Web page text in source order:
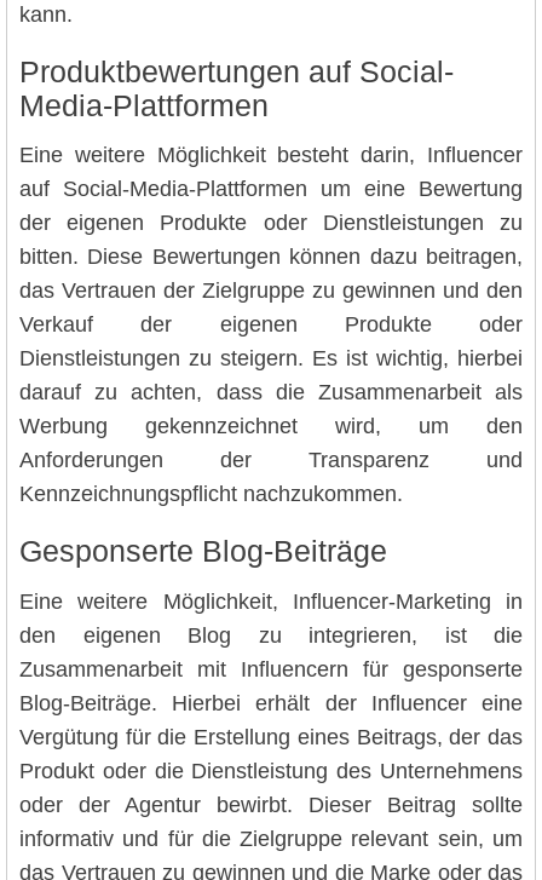
kann.
Produktbewertungen auf Social-
Media-Plattformen
Eine weitere Möglichkeit besteht darin, Influencer
auf Social-Media-Plattformen um eine Bewertung
der eigenen Produkte oder Dienstleistungen zu
bitten. Diese Bewertungen können dazu beitragen,
das Vertrauen der Zielgruppe zu gewinnen und den
Verkauf der eigenen Produkte oder
Dienstleistungen zu steigern. Es ist wichtig, hierbei
darauf zu achten, dass die Zusammenarbeit als
Werbung gekennzeichnet wird, um den
Anforderungen der Transparenz und
Kennzeichnungspflicht nachzukommen.
Gesponserte Blog-Beiträge
Eine weitere Möglichkeit, Influencer-Marketing in
den eigenen Blog zu integrieren, ist die
Zusammenarbeit mit Influencern für gesponserte
Blog-Beiträge. Hierbei erhält der Influencer eine
Vergütung für die Erstellung eines Beitrags, der das
Produkt oder die Dienstleistung des Unternehmens
oder der Agentur bewirbt. Dieser Beitrag sollte
informativ und für die Zielgruppe relevant sein, um
das Vertrauen zu gewinnen und die Marke oder das